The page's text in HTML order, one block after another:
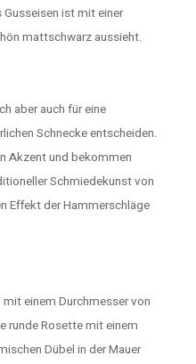
ist mit einer
mattschwarz aussieht.
aber auch für eine
Schnecke entscheiden.
Akzent und bekommen
Schmiedekunst von
Effekt der Hammerschläge
einem Durchmesser von
runde Rosette mit einem
Dübel in der Mauer